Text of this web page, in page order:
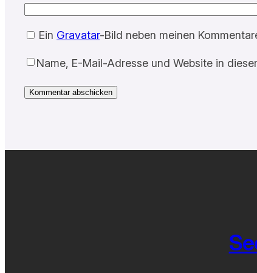
Ein Gravatar-Bild neben meinen
Name, E-Mail-Adresse und Website in